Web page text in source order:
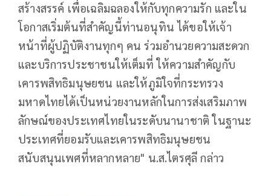
สร้างสรรค์ เพื่อเฉลิมฉลองให้กับทุกความรัก และใน
โอกาสเริ่มต้นที่สำคัญนี้ท่านอนุทิน ได้ขอให้เจ้า
หน้าที่ผู้ปฏิบัติงานทุกๆ คน ร่วมอำนวยความสะดวก
และบริการประชาชนให้เต็มที่ ให้ความสำคัญกับ
เคารพสิทธิมนุษยชน และให้ภูมิใจที่กระทรวง
มหาดไทยได้เป็นหน่วยงานหลักในการส่งเสริมภาพ
ลักษณ์ของประเทศไทยในระดับนานาชาติ ในฐานะ
ประเทศที่ยอมรับและเคารพสิทธิมนุษยชน
สนับสนุนเพศที่หลากหลาย" น.ส.ไตรศุลี กล่าว